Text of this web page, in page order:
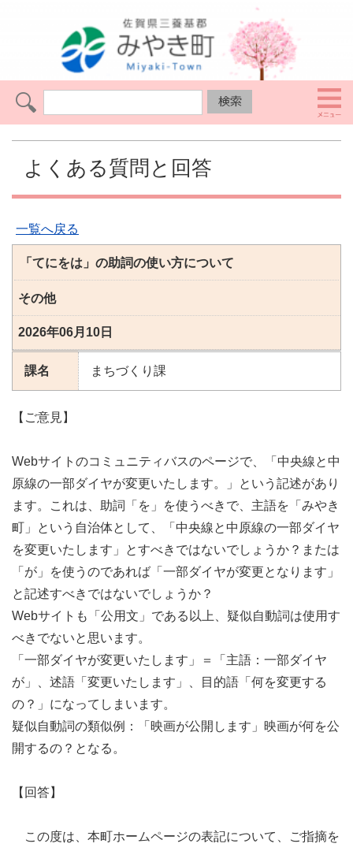
よくある質問と回答
一覧へ戻る
「てにをは」の助詞の使い方について
その他
2026年06月10日
課名 まちづくり課
【ご意見】
Webサイトのコミュニティバスのページで、「中央線と中
原線の一部ダイヤが変更いたします。」という記述があり
ます。これは、助詞「を」を使うべきで、主語を「みやき
町」という自治体として、「中央線と中原線の一部ダイヤ
を変更いたします」とすべきではないでしょうか？または
「が」を使うのであれば「一部ダイヤが変更となります」
と記述すべきではないでしょうか？
Webサイトも「公用文」である以上、疑似自動詞は使用す
べきでないと思います。
「一部ダイヤが変更いたします」＝「主語：一部ダイヤ
が」、述語「変更いたします」、目的語「何を変更する
の？」になってしまいます。
疑似自動詞の類似例：「映画が公開します」映画が何を公
開するの？となる。
【回答】
この度は、本町ホームページの表記について、ご指摘を